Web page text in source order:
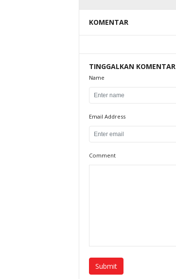
KOMENTAR
TINGGALKAN KOMENTAR
Name
Email Address
Comment